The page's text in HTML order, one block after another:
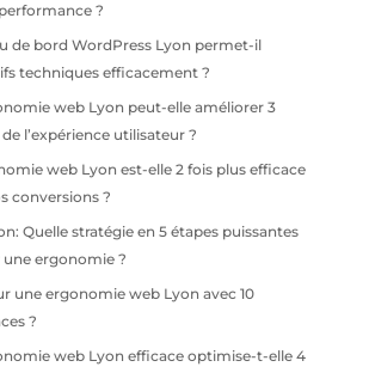
?
de bord WordPress Lyon permet-il
techniques efficacement ?
web Lyon peut-elle améliorer 3
l’expérience utilisateur ?
web Lyon est-elle 2 fois plus efficace
conversions ?
Quelle stratégie en 5 étapes puissantes
ergonomie ?
une ergonomie web Lyon avec 10
?
web Lyon efficace optimise-t-elle 4